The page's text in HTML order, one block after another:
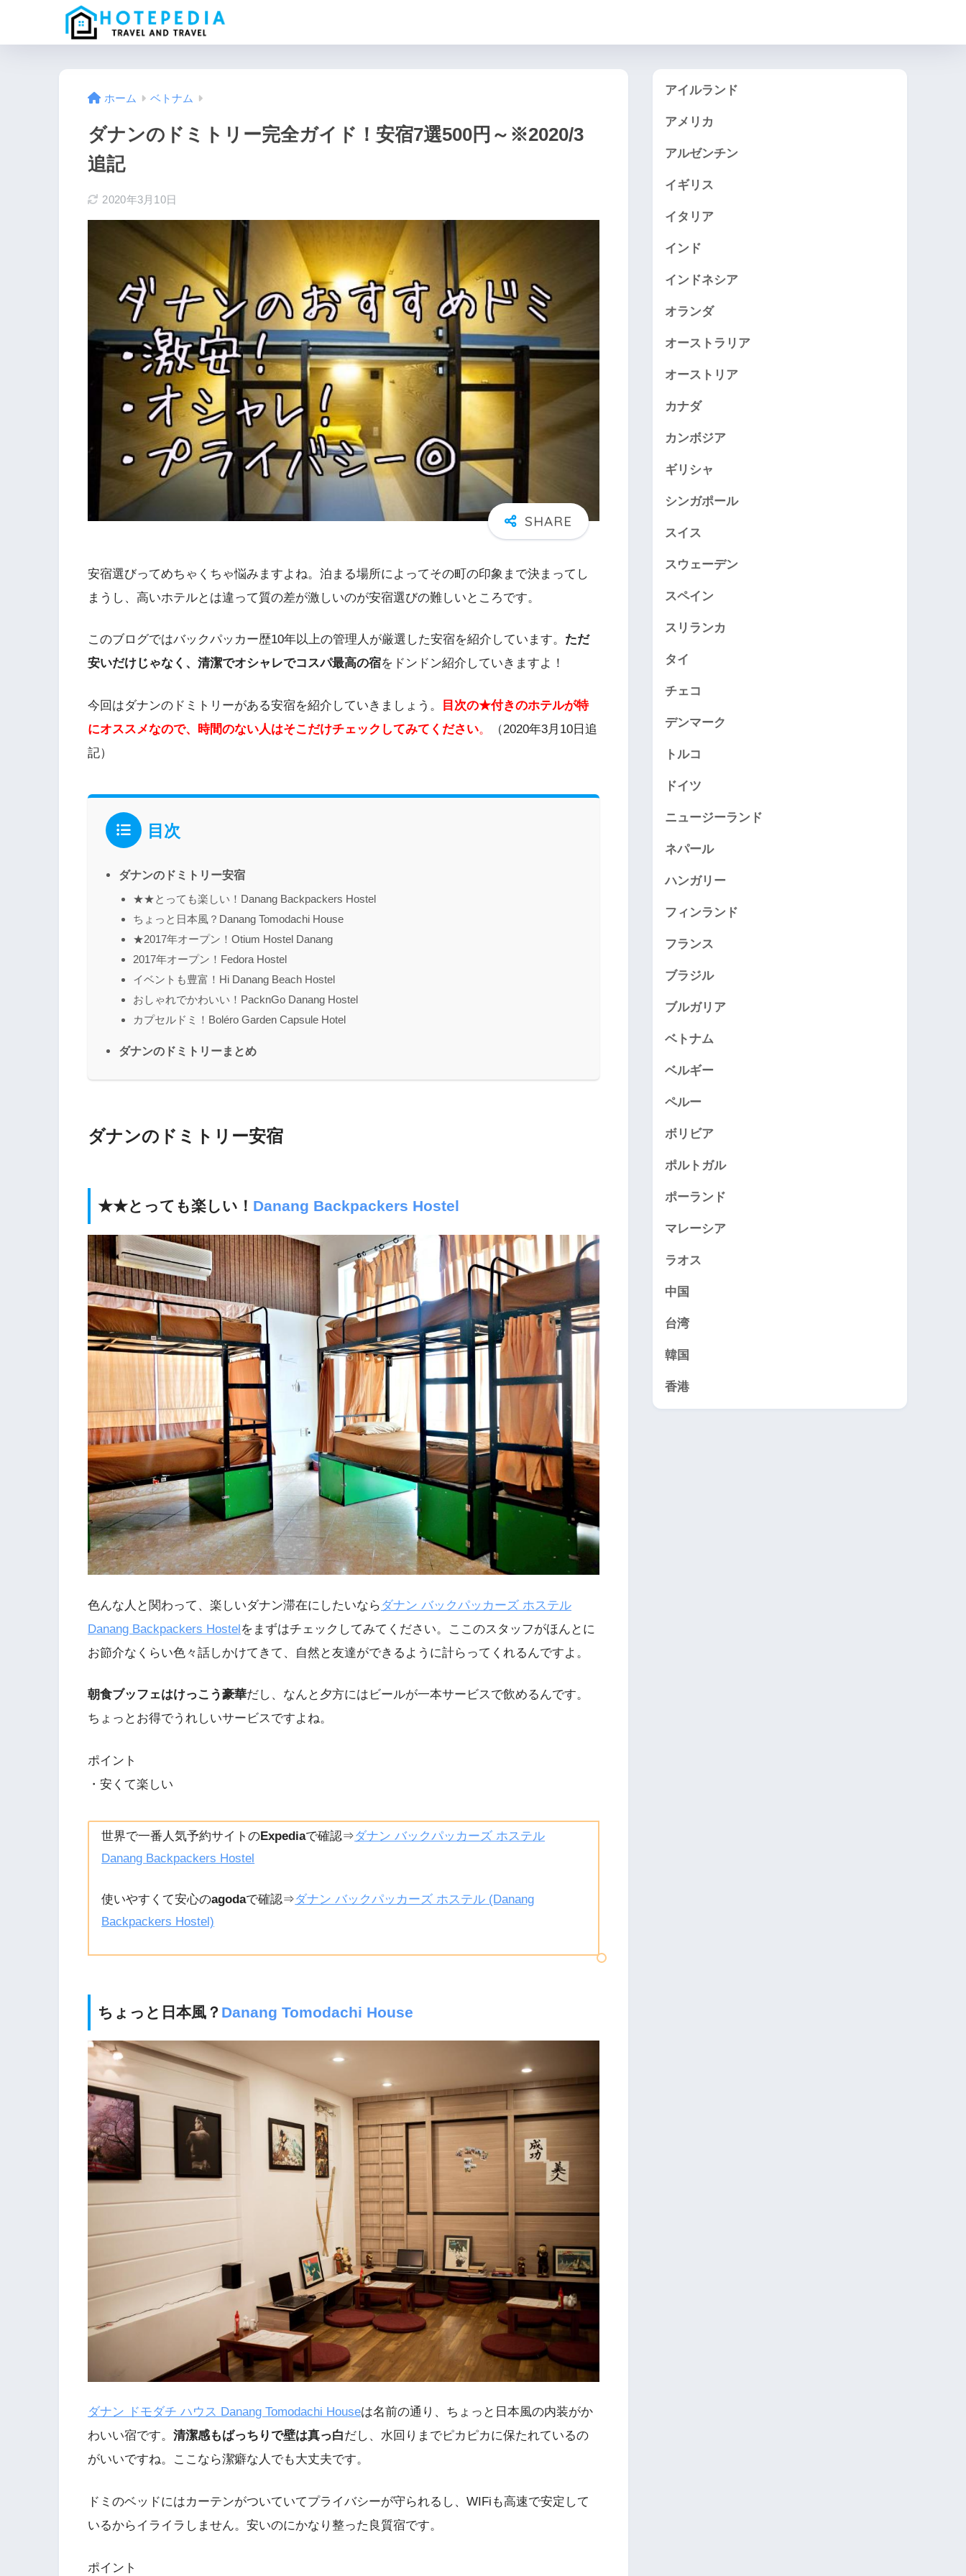
ホーム ベトナム
ダナンのドミトリー完全ガイド！安宿7選500円～※2020/3
追記
2020年3月10日
安宿選びってめちゃくちゃ悩みますよね。泊まる場所によってその町の印象まで決まってし
まうし、高いホテルとは違って質の差が激しいのが安宿選びの難しいところです。
このブログではバックパッカー歴10年以上の管理人が厳選した安宿を紹介しています。 ただ
安いだけじゃなく、清潔でオシャレでコスパ最高の宿をドンドン紹介していきますよ！
今回はダナンのドミトリーがある安宿を紹介していきましょう。
目次の★付きのホテルが特
にオススメなので、時間のない人はそこだけチェックしてみてください。
（2020年3月10日追
記）
目次
ダナンのドミトリー安宿
★★とっても楽しい！Danang Backpackers Hostel
ちょっと日本風？Danang Tomodachi House
★2017年オープン！Otium Hostel Danang
2017年オープン！Fedora Hostel
イベントも豊富！Hi Danang Beach Hostel
おしゃれでかわいい！PacknGo Danang Hostel
カプセルドミ！Boléro Garden Capsule Hotel
ダナンのドミトリーまとめ
ダナンのドミトリー安宿
★★とっても楽しい！ Danang Backpackers Hostel
色んな人と関わって、楽しいダナン滞在にしたいなら ダナン バックパッカーズ ホステル
Danang Backpackers Hostelをまずはチェックしてみてください。ここのスタッフがほんとに
お節介なくらい色々話しかけてきて、自然と友達ができるように計らってくれるんですよ。
朝食ブッフェはけっこう豪華だし、なんと夕方にはビールが一本サービスで飲めるんです。
ちょっとお得でうれしいサービスですよね。
ポイント
・安くて楽しい
世界で一番人気予約サイトのExpediaで確認⇒ダナン バックパッカーズ ホステル
Danang Backpackers Hostel
使いやすくて安心のagodaで確認⇒ダナン バックパッカーズ ホステル (Danang
Backpackers Hostel)
ちょっと日本風？ Danang Tomodachi House
ダナン ドモダチ ハウス Danang Tomodachi Houseは名前の通り、ちょっと日本風の内装がか
わいい宿です。 清潔感もばっちりで壁は真っ白だし、水回りまでピカピカに保たれているの
がいいですね。ここなら潔癖な人でも大丈夫です。
ドミのベッドにはカーテンがついていてプライバシーが守られるし、WIFiも高速で安定して
いるからイライラしません。安いのにかなり整った良質宿です。
ポイント
アイルランド
アメリカ
アルゼンチン
イギリス
イタリア
インド
インドネシア
オランダ
オーストラリア
オーストリア
カナダ
カンボジア
ギリシャ
シンガポール
スイス
スウェーデン
スペイン
スリランカ
タイ
チェコ
デンマーク
トルコ
ドイツ
ニュージーランド
ネパール
ハンガリー
フィンランド
フランス
ブラジル
ブルガリア
ベトナム
ベルギー
ペルー
ボリビア
ポルトガル
ポーランド
マレーシア
ラオス
中国
台湾
韓国
香港